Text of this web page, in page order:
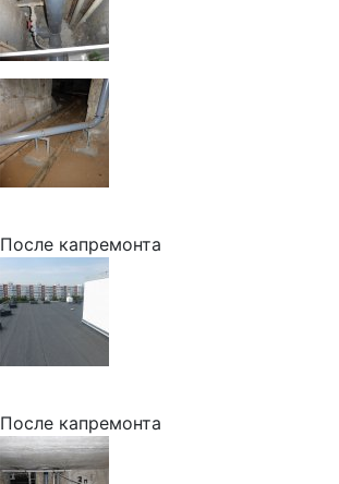
После капремонта
После капремонта